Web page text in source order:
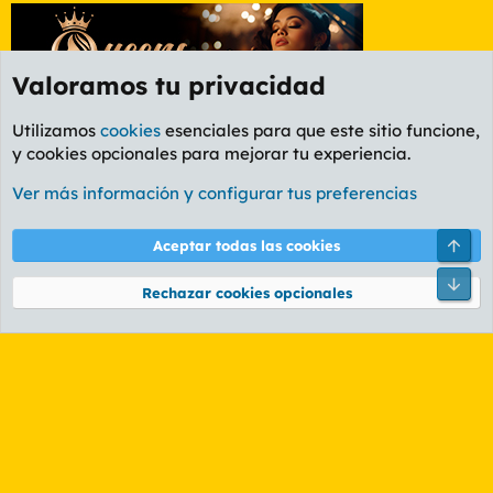
Foro General
Cookies
PL OLDSTYLE AMARILLO
Términos y reglas Política de privacidad Ayuda
Community platform by XenForo® © 2010-2026 XenForo Ltd.
Valoramos tu privacidad
Utilizamos cookies esenciales para que este sitio funcione,
y cookies opcionales para mejorar tu experiencia.
Ver más información y configurar tus preferencias
Aceptar todas las cookies
Rechazar cookies opcionales
Pie